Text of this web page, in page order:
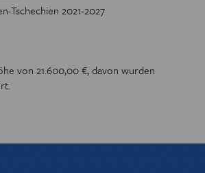
Tschechien 2021-2027
von 21.600,00 €, davon wurden